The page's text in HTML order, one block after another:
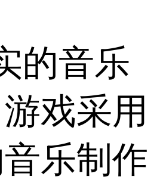
的音乐
戏采用
乐制作